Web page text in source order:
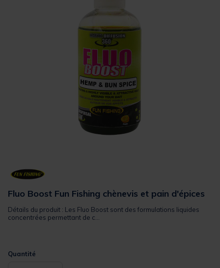
Fluo Boost Fun Fishing chènevis et pain d'épices
Détails du produit : Les Fluo Boost sont des formulations liquides
concentrées permettant de c...
Quantité